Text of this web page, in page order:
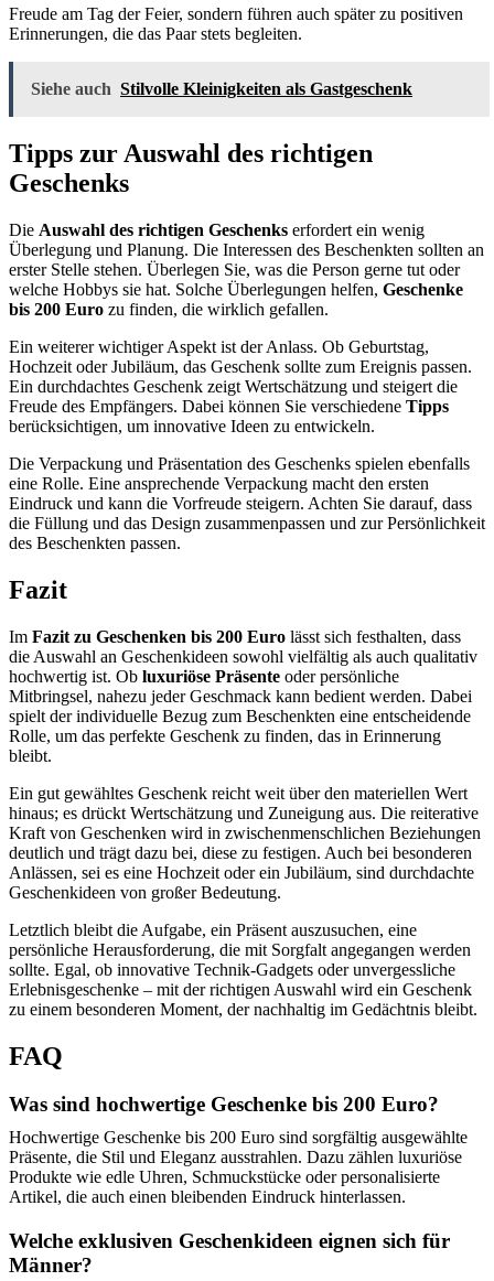
Freude am Tag der Feier, sondern führen auch später zu positiven
Erinnerungen, die das Paar stets begleiten.
Siehe auch Stilvolle Kleinigkeiten als Gastgeschenk
Tipps zur Auswahl des richtigen
Geschenks
Die Auswahl des richtigen Geschenks erfordert ein wenig
Überlegung und Planung. Die Interessen des Beschenkten sollten an
erster Stelle stehen. Überlegen Sie, was die Person gerne tut oder
welche Hobbys sie hat. Solche Überlegungen helfen, Geschenke
bis 200 Euro zu finden, die wirklich gefallen.
Ein weiterer wichtiger Aspekt ist der Anlass. Ob Geburtstag,
Hochzeit oder Jubiläum, das Geschenk sollte zum Ereignis passen.
Ein durchdachtes Geschenk zeigt Wertschätzung und steigert die
Freude des Empfängers. Dabei können Sie verschiedene Tipps
berücksichtigen, um innovative Ideen zu entwickeln.
Die Verpackung und Präsentation des Geschenks spielen ebenfalls
eine Rolle. Eine ansprechende Verpackung macht den ersten
Eindruck und kann die Vorfreude steigern. Achten Sie darauf, dass
die Füllung und das Design zusammenpassen und zur Persönlichkeit
des Beschenkten passen.
Fazit
Im Fazit zu Geschenken bis 200 Euro lässt sich festhalten, dass
die Auswahl an Geschenkideen sowohl vielfältig als auch qualitativ
hochwertig ist. Ob luxuriöse Präsente oder persönliche
Mitbringsel, nahezu jeder Geschmack kann bedient werden. Dabei
spielt der individuelle Bezug zum Beschenkten eine entscheidende
Rolle, um das perfekte Geschenk zu finden, das in Erinnerung
bleibt.
Ein gut gewähltes Geschenk reicht weit über den materiellen Wert
hinaus; es drückt Wertschätzung und Zuneigung aus. Die reiterative
Kraft von Geschenken wird in zwischenmenschlichen Beziehungen
deutlich und trägt dazu bei, diese zu festigen. Auch bei besonderen
Anlässen, sei es eine Hochzeit oder ein Jubiläum, sind durchdachte
Geschenkideen von großer Bedeutung.
Letztlich bleibt die Aufgabe, ein Präsent auszusuchen, eine
persönliche Herausforderung, die mit Sorgfalt angegangen werden
sollte. Egal, ob innovative Technik-Gadgets oder unvergessliche
Erlebnisgeschenke – mit der richtigen Auswahl wird ein Geschenk
zu einem besonderen Moment, der nachhaltig im Gedächtnis bleibt.
FAQ
Was sind hochwertige Geschenke bis 200 Euro?
Hochwertige Geschenke bis 200 Euro sind sorgfältig ausgewählte
Präsente, die Stil und Eleganz ausstrahlen. Dazu zählen luxuriöse
Produkte wie edle Uhren, Schmuckstücke oder personalisierte
Artikel, die auch einen bleibenden Eindruck hinterlassen.
Welche exklusiven Geschenkideen eignen sich für
Männer?